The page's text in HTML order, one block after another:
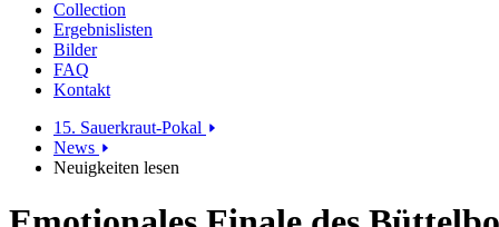
Collection
Ergebnislisten
Bilder
FAQ
Kontakt
15. Sauerkraut-Pokal
News
Neuigkeiten lesen